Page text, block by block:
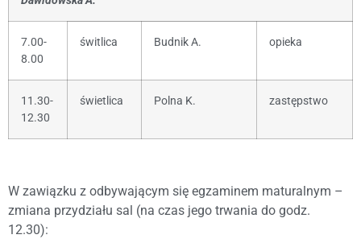
7.00-
8.00
świtlica Budnik A. opieka
11.30-
12.30
świetlica Polna K. zastępstwo
W zawiązku z odbywającym się egzaminem maturalnym –
zmiana przydziału sal (na czas jego trwania do godz.
12.30):